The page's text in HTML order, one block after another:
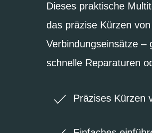
Dieses praktische
das präzise Kürzen
Verbindungseinsätze –
schnelle Reparaturen
Präzises Kürzen